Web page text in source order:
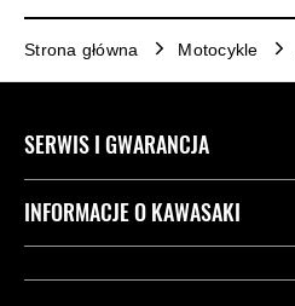
Strona główna Motocykle
SERWIS I GWARANCJA
Kontakt
INFORMACJE O KAWASAKI
Dziedzictwo Kawasaki